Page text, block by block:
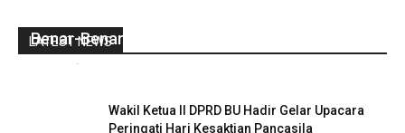
LATEST NEWS
Benar-Benar Butuh
-
Wakil Ketua II DPRD BU Hadir Gelar Upacara
Peringati Hari Kesaktian Pancasila